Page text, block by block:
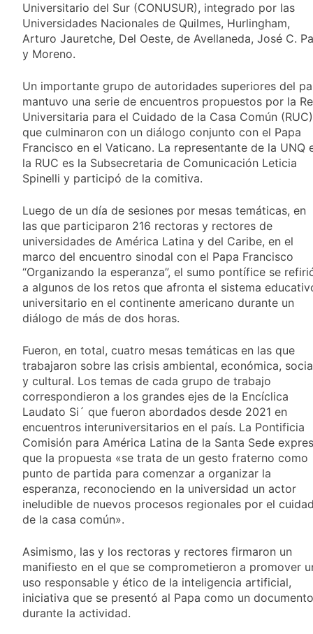
despedir a su padre
Jorge Messi
2 Días Atrás
Murió Jorge Messi,
padre de Lionel
imputado
formalmente por
abuso sexual
2 Días Atrás
La CGT y las dos
CTA profundizan su
plan de lucha con
nuevas marchas
contra el Gobierno
2 Días Atrás
Universitario del Sur (CONUSUR), integrado por las
Universidades Nacionales de Quilmes, Hurlingham,
Arturo Jauretche, Del Oeste, de Avellaneda, José C.
y Moreno.
Un importante grupo de autoridades superiores del
mantuvo una serie de encuentros propuestos por la
Universitaria para el Cuidado de la Casa Común (RUC)
que culminaron con un diálogo conjunto con el Papa
Francisco en el Vaticano. La representante de la UNQ
la RUC es la Subsecretaria de Comunicación Leticia
Spinelli y participó de la comitiva.
Luego de un día de sesiones por mesas temáticas, en
las que participaron 216 rectoras y rectores de
universidades de América Latina y del Caribe, en el
marco del encuentro sinodal con el Papa Francisco
“Organizando la esperanza”, el sumo pontífice se
a algunos de los retos que afronta el sistema
universitario en el continente americano durante un
diálogo de más de dos horas.
Fueron, en total, cuatro mesas temáticas en las que
trabajaron sobre las crisis ambiental, económica,
y cultural. Los temas de cada grupo de trabajo
correspondieron a los grandes ejes de la Encíclica
Laudato Si´ que fueron abordados desde 2021 en
encuentros interuniversitarios en el país. La Pontificia
Comisión para América Latina de la Santa Sede
que la propuesta «se trata de un gesto fraterno como
punto de partida para comenzar a organizar la
esperanza, reconociendo en la universidad un actor
ineludible de nuevos procesos regionales por el
de la casa común».
Asimismo, las y los rectoras y rectores firmaron un
manifiesto en el que se comprometieron a promover
uso responsable y ético de la inteligencia artificial,
iniciativa que se presentó al Papa como un documento
durante la actividad.